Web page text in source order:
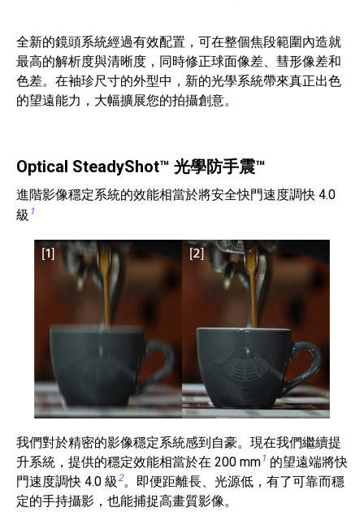
全新的鏡頭系統經過有效配置，可在整個焦段範圍內造就
最高的解析度與清晰度，同時修正球面像差、彗形像差和
色差。在袖珍尺寸的外型中，新的光學系統帶來真正出色
的望遠能力，大幅擴展您的拍攝創意。
Optical SteadyShot™ 光學防手震™
進階影像穩定系統的效能相當於將安全快門速度調快 4.0
級 1
我們對於精密的影像穩定系統感到自豪。現在我們繼續提
升系統，提供的穩定效能相當於在 200 mm1 的望遠端將快
門速度調快 4.0 級 2。即便距離長、光源低，有了可靠而穩
定的手持攝影，也能捕捉高畫質影像。